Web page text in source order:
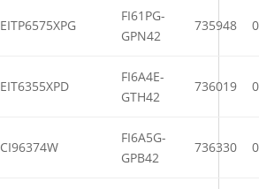
EITP6575XPG
FI61PG-
GPN42
735948
EIT6355XPD
FI6A4E-
GTH42
736019
CI96374W
FI6A5G-
GPB42
736330